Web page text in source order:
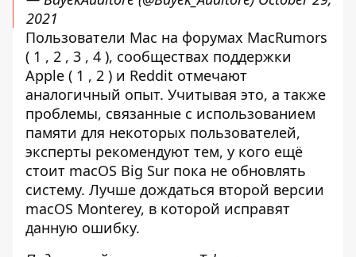
2021
Пользователи Mac на форумах MacRumors
( 1 , 2 , 3 , 4 ), сообществах поддержки
Apple ( 1 , 2 ) и Reddit отмечают
аналогичный опыт. Учитывая это, а также
проблемы, связанные с использованием
памяти для некоторых пользователей,
эксперты рекомендуют тем, у кого ещё
стоит macOS Big Sur пока не обновлять
систему. Лучше дождаться второй версии
macOS Monterey, в которой исправят
данную ошибку.